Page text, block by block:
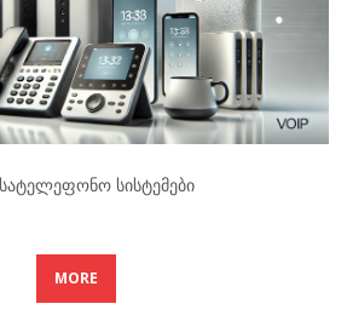
Სისტემები
MORE